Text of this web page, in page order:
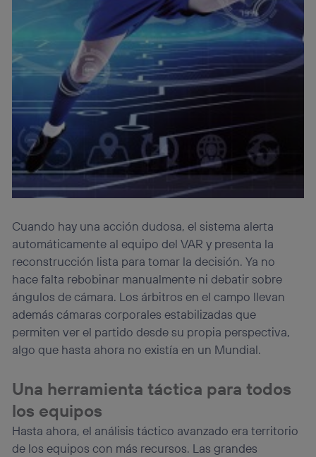
Cuando hay una acción dudosa, el sistema alerta
automáticamente al equipo del VAR y presenta la
reconstrucción lista para tomar la decisión. Ya no
hace falta rebobinar manualmente ni debatir sobre
ángulos de cámara. Los árbitros en el campo llevan
además cámaras corporales estabilizadas que
permiten ver el partido desde su propia perspectiva,
algo que hasta ahora no existía en un Mundial.
Una herramienta táctica para todos
los equipos
Hasta ahora, el análisis táctico avanzado era territorio
de los equipos con más recursos. Las grandes